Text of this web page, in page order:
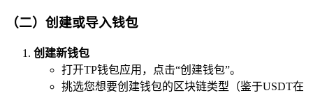
（二）创建或导入钱包
创建新钱包
打开TP钱包应用，点击“创建钱包”。
挑选您想要创建钱包的区块链类型（鉴于USDT在